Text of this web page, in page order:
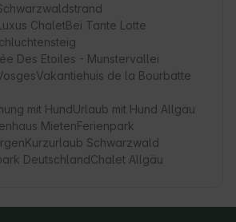
ChaletBei Tante Lotte
Des Etoiles - Munstervallei
Vakantiehuis de la Bourbatte
mit HundUrlaub mit Hund Allgäu
MietenFerienpark
Kurzurlaub Schwarzwald
DeutschlandChalet Allgäu